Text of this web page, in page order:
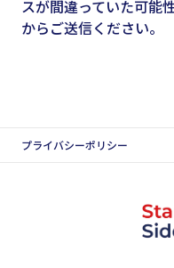
スが間違っていた可能
からご送信ください。
プライバシーポリシー